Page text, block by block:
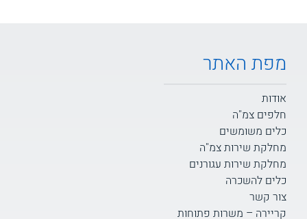
מפת האתר
אודות
חלפים צמ"ה
כלים משומשים
מחלקת שירות צמ"ה
מחלקת שירות עגורנים
כלים להשכרה
צור קשר
קריירה – משרות פתוחות